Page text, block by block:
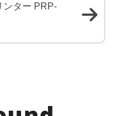
ンター PRP-